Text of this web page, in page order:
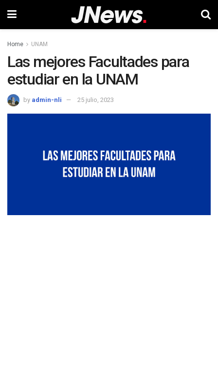
Home UNAM
Las mejores Facultades para
estudiar en la UNAM
by admin-nli 25 julio, 2023